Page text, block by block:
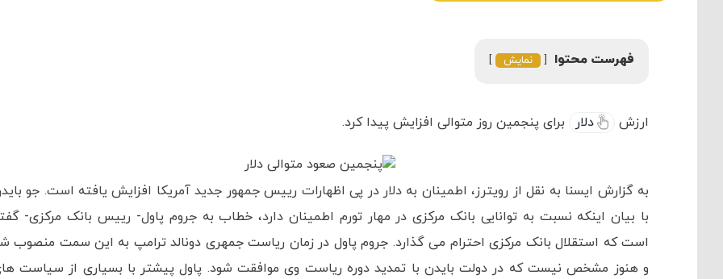
فهرست محتوا نمایش
ارزش دلار برای پنجمین روز متوالی افزایش پیدا کرد.
به گزارش ایسنا به نقل از رویترز، اطمینان به دلار در پی اظهارات رییس جمهور جدید آمریکا افزایش یافته است. جو
با بیان اینکه نسبت به توانایی بانک مرکزی در مهار تورم اطمینان دارد، خطاب به جروم پاول- رییس بانک مرکزی-
است که استقلال بانک مرکزی احترام می گذارد. جروم پاول در زمان ریاست جمهری دونالد ترامپ به این سمت منصوب
و هنوز مشخص نیست که در دولت بایدن با تمدید دوره ریاست وی موافقت شود. پاول پیشتر با بسیاری از سیاست